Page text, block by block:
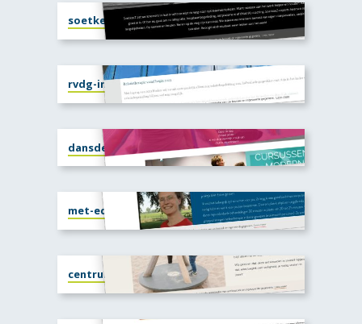
soetkeez.nl
rvdg-inspiratie.nl
dansdedag.nu
met-edine.nl
centrumvoorjezelf.nl